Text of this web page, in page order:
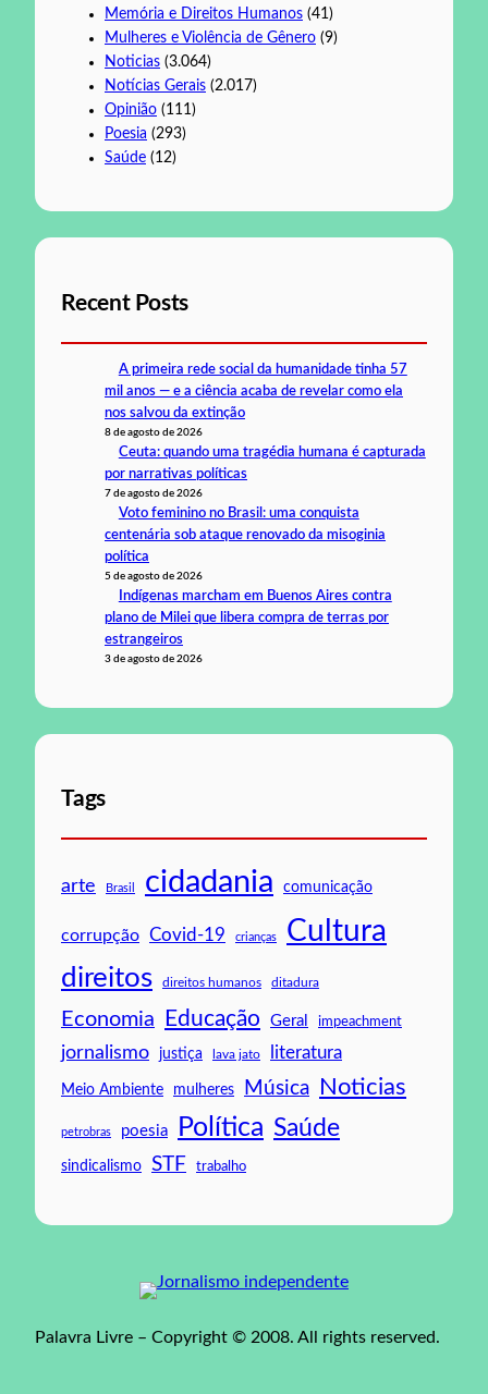
Memória e Direitos Humanos (41)
Mulheres e Violência de Gênero (9)
Noticias (3.064)
Notícias Gerais (2.017)
Opinião (111)
Poesia (293)
Saúde (12)
Recent Posts
A primeira rede social da humanidade tinha 57
mil anos — e a ciência acaba de revelar como ela
nos salvou da extinção
8 de agosto de 2026
Ceuta: quando uma tragédia humana é capturada
por narrativas políticas
7 de agosto de 2026
Voto feminino no Brasil: uma conquista
centenária sob ataque renovado da misoginia
política
5 de agosto de 2026
Indígenas marcham em Buenos Aires contra
plano de Milei que libera compra de terras por
estrangeiros
3 de agosto de 2026
Tags
arte Brasil cidadania comunicação
corrupção Covid-19 crianças Cultura
direitos direitos humanos ditadura
Economia Educação Geral impeachment
jornalismo justiça lava jato literatura
Meio Ambiente mulheres Música Noticias
petrobras poesia Política Saúde
sindicalismo STF trabalho
Palavra Livre – Copyright © 2008. All rights reserved.